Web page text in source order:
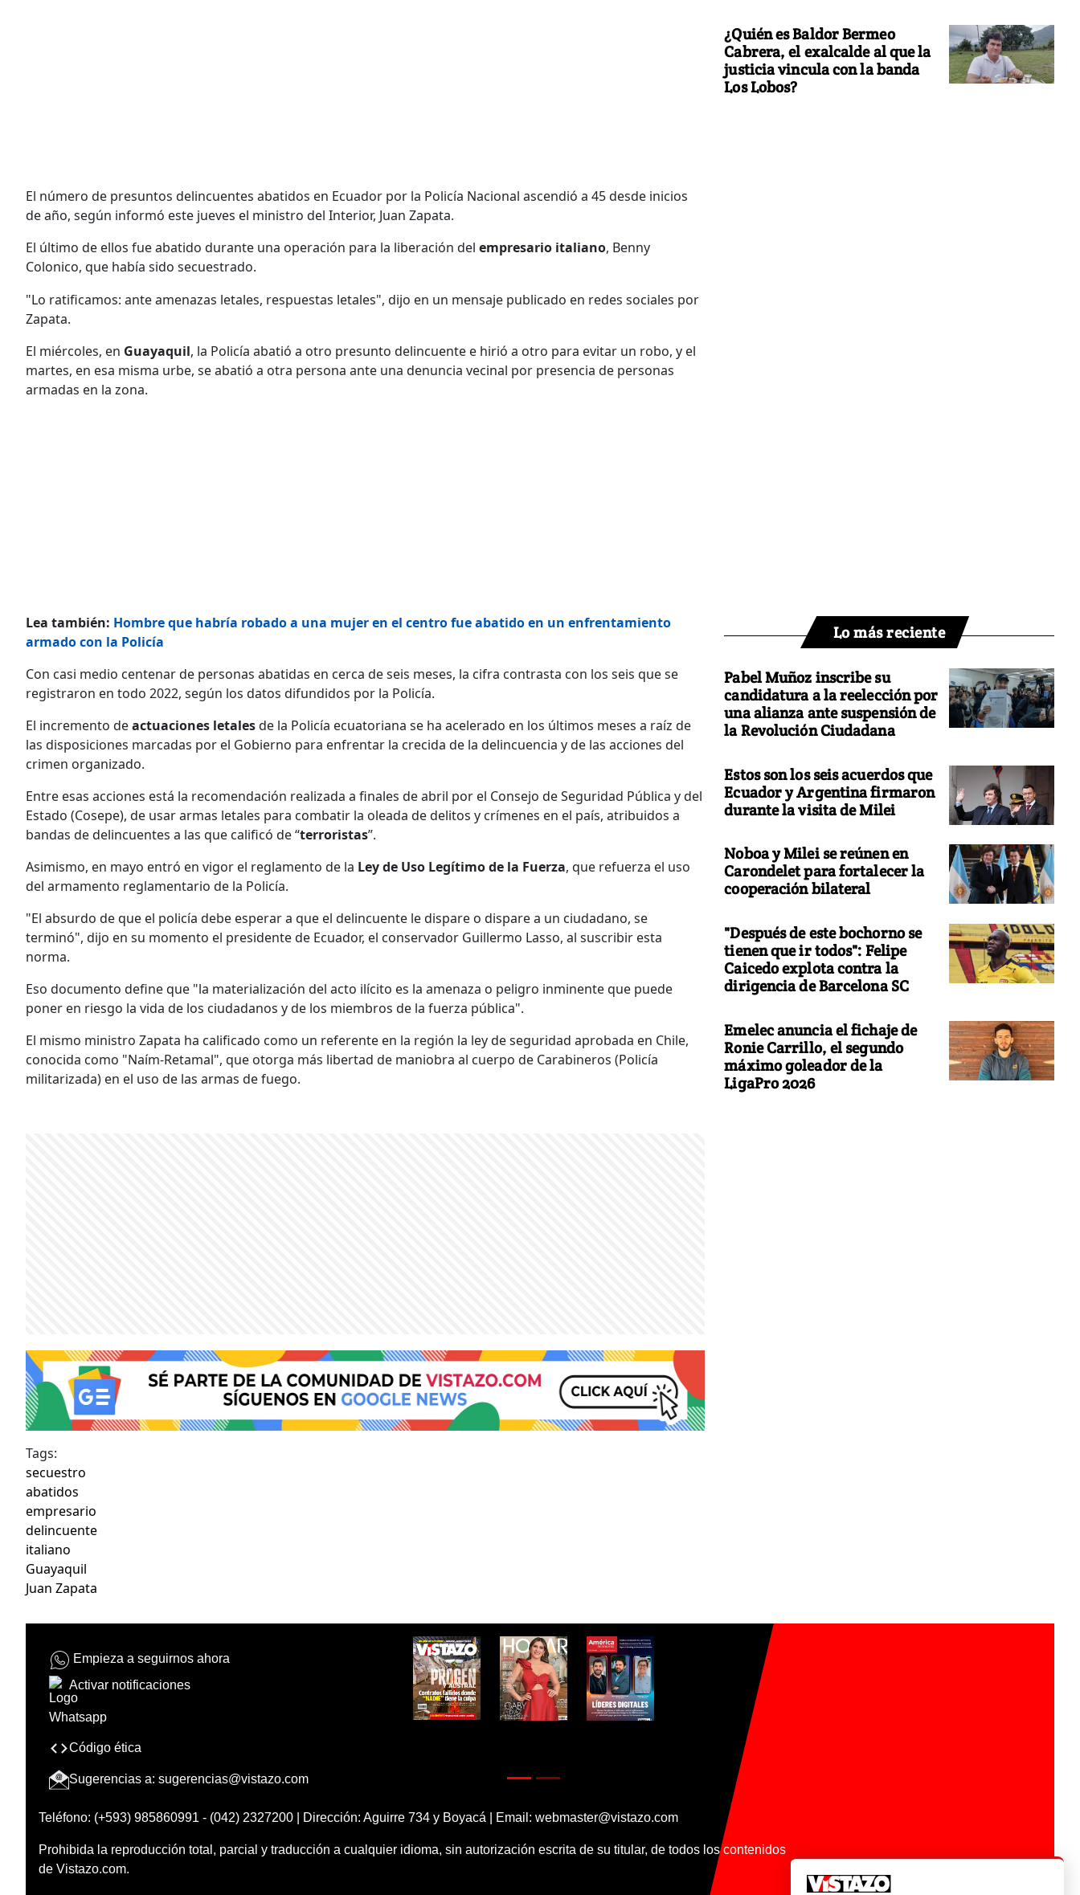
El número de presuntos delincuentes abatidos en Ecuador por la Policía Nacional ascendió a 45 desde inicios
de año, según informó este jueves el ministro del Interior, Juan Zapata.
El último de ellos fue abatido durante una operación para la liberación del empresario italiano, Benny
Colonico, que había sido secuestrado.
"Lo ratificamos: ante amenazas letales, respuestas letales", dijo en un mensaje publicado en redes sociales por
Zapata.
El miércoles, en Guayaquil, la Policía abatió a otro presunto delincuente e hirió a otro para evitar un robo, y el
martes, en esa misma urbe, se abatió a otra persona ante una denuncia vecinal por presencia de personas
armadas en la zona.
Lea también: Hombre que habría robado a una mujer en el centro fue abatido en un enfrentamiento
armado con la Policía
Con casi medio centenar de personas abatidas en cerca de seis meses, la cifra contrasta con los seis que se
registraron en todo 2022, según los datos difundidos por la Policía.
El incremento deactuaciones letalesde la Policía ecuatoriana se ha acelerado en los últimos meses a raíz de
las disposiciones marcadas por el Gobierno para enfrentar la crecida de la delincuencia y de las acciones del
crimen organizado.
Entre esas acciones está la recomendación realizada a finales de abril por el Consejo de Seguridad Pública y del
Estado (Cosepe), de usar armas letales para combatir la oleada de delitos y crímenes en el país, atribuidos a
bandas de delincuentes a las que calificó de “terroristas”.
Asimismo, en mayo entró en vigor el reglamento de la Ley de Uso Legítimo de la Fuerza, que refuerza el uso
del armamento reglamentario de la Policía.
"El absurdo de que el policía debe esperar a que el delincuente le dispare o dispare a un ciudadano, se
terminó", dijo en su momento el presidente de Ecuador, el conservador Guillermo Lasso, al suscribir esta
norma.
Eso documento define que "la materialización del acto ilícito es la amenaza o peligro inminente que puede
poner en riesgo la vida de los ciudadanos y de los miembros de la fuerza pública".
El mismo ministro Zapata ha calificado como un referente en la región la ley de seguridad aprobada en Chile,
conocida como "Naím-Retamal", que otorga más libertad de maniobra al cuerpo de Carabineros (Policía
militarizada) en el uso de las armas de fuego.
Tags:
secuestro
abatidos
empresario
delincuente
italiano
Guayaquil
Juan Zapata
¿Quién es Baldor Bermeo
Cabrera, el exalcalde al que la
justicia vincula con la banda
Los Lobos?
Lo más reciente
Pabel Muñoz inscribe su
candidatura a la reelección por
una alianza ante suspensión de
la Revolución Ciudadana
Estos son los seis acuerdos que
Ecuador y Argentina firmaron
durante la visita de Milei
Noboa y Milei se reúnen en
Carondelet para fortalecer la
cooperación bilateral
"Después de este bochorno se
tienen que ir todos": Felipe
Caicedo explota contra la
dirigencia de Barcelona SC
Emelec anuncia el fichaje de
Ronie Carrillo, el segundo
máximo goleador de la
LigaPro 2026
Empieza a seguirnos ahora
Activar notificaciones
Código ética
Sugerencias a: sugerencias@vistazo.com
Teléfono: (+593) 985860991 - (042) 2327200 | Dirección: Aguirre 734 y Boyacá | Email: webmaster@vistazo.com
Prohibida la reproducción total, parcial y traducción a cualquier idioma, sin autorización escrita de su titular, de todos los contenidos
de Vistazo.com.